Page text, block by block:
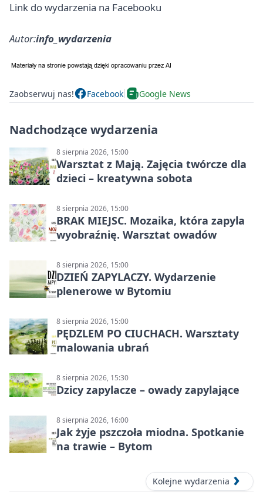
Link do wydarzenia na Facebooku
Autor:info_wydarzenia
Zaobserwuj nas! Facebook Google News
Nadchodzące wydarzenia
8 sierpnia 2026, 15:00
Warsztat z Mają. Zajęcia twórcze dla
dzieci – kreatywna sobota
8 sierpnia 2026, 15:00
BRAK MIEJSC. Mozaika, która zapyla
wyobraźnię. Warsztat owadów
8 sierpnia 2026, 15:00
DZIEŃ ZAPYLACZY. Wydarzenie
plenerowe w Bytomiu
8 sierpnia 2026, 15:00
PĘDZLEM PO CIUCHACH. Warsztaty
malowania ubrań
8 sierpnia 2026, 15:30
Dzicy zapylacze – owady zapylające
8 sierpnia 2026, 16:00
Jak żyje pszczoła miodna. Spotkanie
na trawie – Bytom
Kolejne wydarzenia